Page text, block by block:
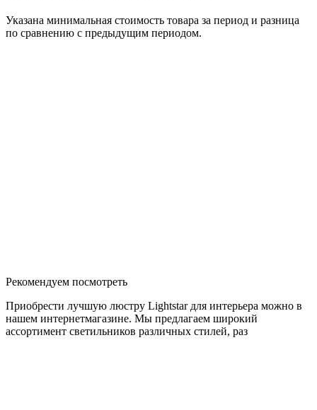
Указана минимальная стоимость товара за период и разница
по сравнению с предыдущим периодом.
Рекомендуем посмотреть
Приобрести лучшую люстру Lightstar для интерьера можно в
нашем интернетмагазине. Мы предлагаем широкий
ассортимент светильников различных стилей, раз